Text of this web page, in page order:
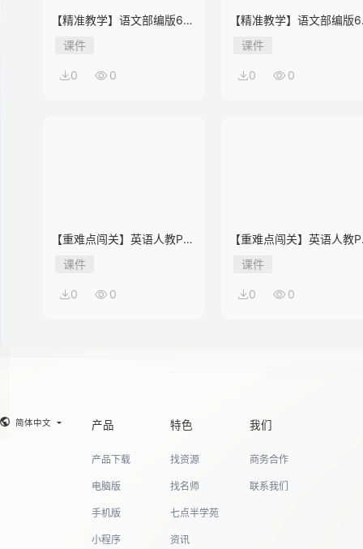
【精准教学】语文部编版6年
级上册第2单元★★★★题库
课件
0 0
【精准教学】语文部编版
级上册第1单元★★★题库
课件
0 0
【重难点闯关】英语人教PEP
版5年级上册Unit 2
课件
0 0
【重难点闯关】英语人教
版4年级上册Unit 2
课件
0 0
简体中文 产品
产品下载
电脑版
手机版
小程序
特色
找资源
找名师
七点半学苑
资讯
我们
商务合作
联系我们